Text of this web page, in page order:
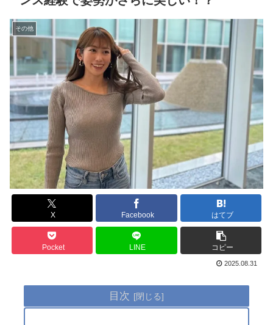
その他
X Facebook はてブ
Pocket LINE コピー
2025.08.31
目次